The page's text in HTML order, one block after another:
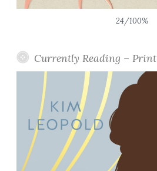
24/100%
Currently Reading – Print